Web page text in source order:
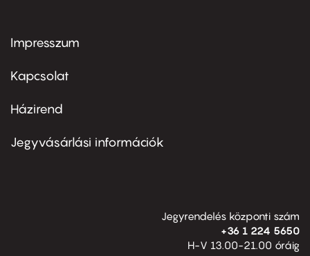
Footer
first
Impresszum
Kapcsolat
Footer
second
Házirend
Jegyvásárlási információk
Jegyrendelés központi szám
+36 1 224 5650
H-V 13.00-21.00 óráig